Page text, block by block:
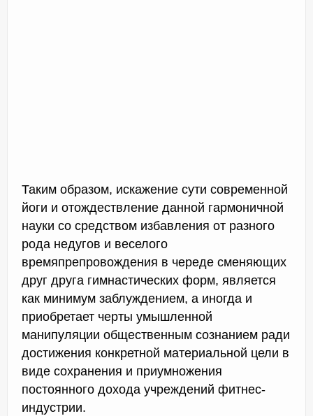
Таким образом, искажение сути современной
йоги и отождествление данной гармоничной
науки со средством избавления от разного
рода недугов и веселого
времяпрепровождения в череде сменяющих
друг друга гимнастических форм, является
как минимум заблуждением, а иногда и
приобретает черты умышленной
манипуляции общественным сознанием ради
достижения конкретной материальной цели в
виде сохранения и приумножения
постоянного дохода учреждений фитнес-
индустрии.